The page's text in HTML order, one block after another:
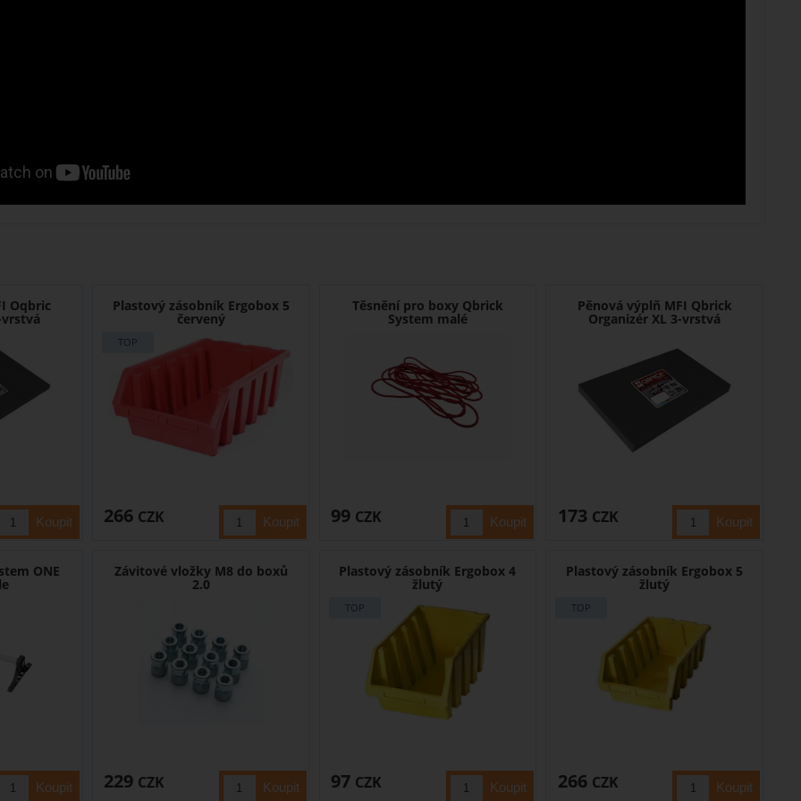
Oqbric Plastový zásobník Ergobox 5
červený
266 CZK
Těsnění pro boxy Qbrick
System malé
99 CZK
Pěnová výplň MFI Qbrick
Organizér XL 3-vrstvá
173 CZK
ONE Závitové vložky M8 do boxů
2.0
229 CZK
Plastový zásobník Ergobox 4
žlutý
97 CZK
Plastový zásobník Ergobox 5
žlutý
266 CZK